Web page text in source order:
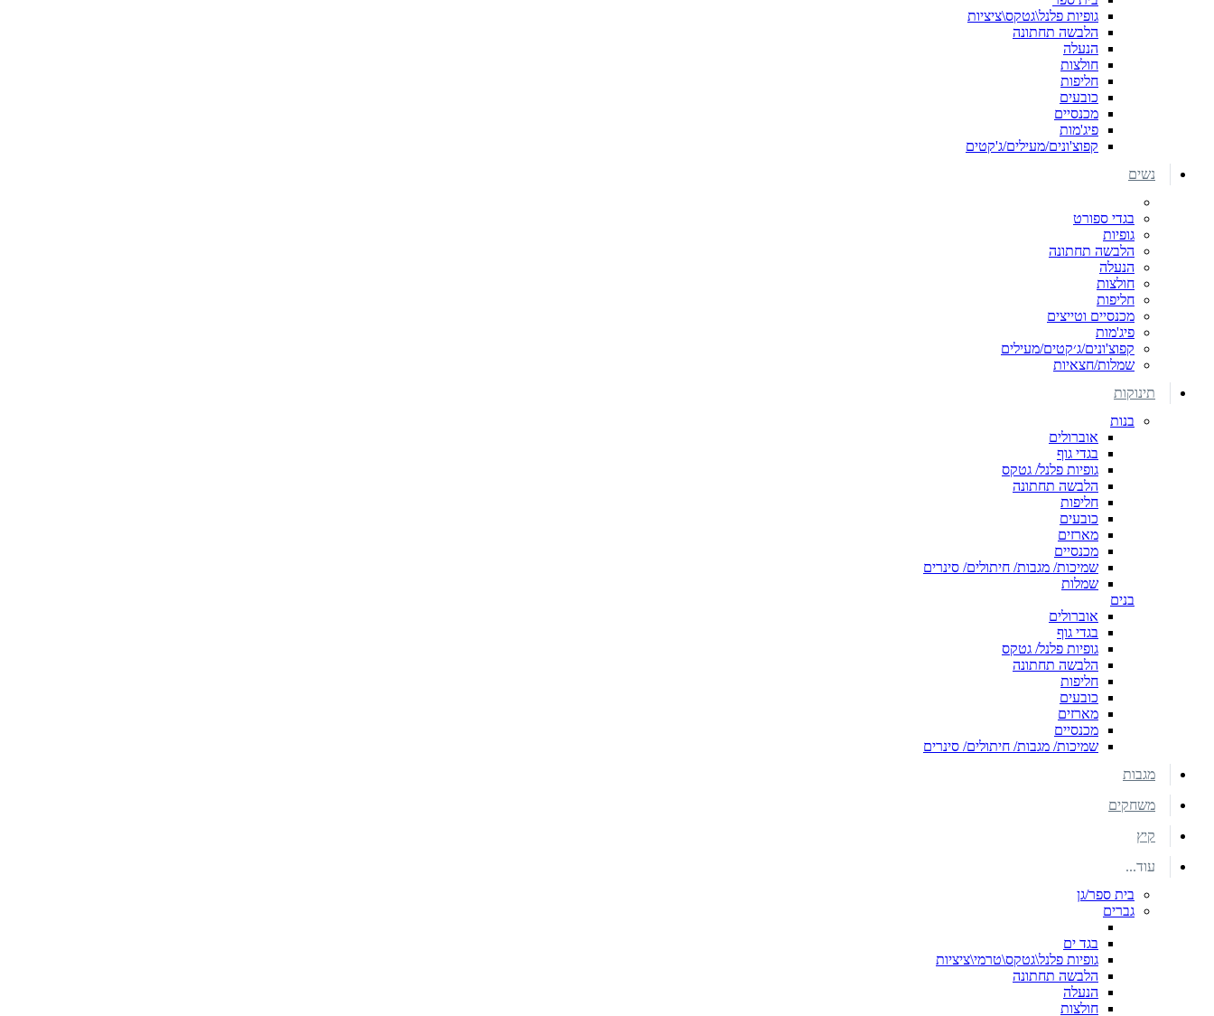
גופיות פלנל\גטקס\ציציות
הלבשה תחתונה
הנעלה
חולצות
חליפות
כובעים
מכנסיים
פיג'מות
קפוצ'ונים/מעילים/ג'קטים
נשים
בגדי ספורט
גופיות
הלבשה תחתונה
הנעלה
חולצות
חליפות
מכנסיים וטייצים
פיג'מות
קפוצ'ונים/ג׳קטים/מעילים
שמלות/חצאיות
תינוקות
בנות
אוברולים
בגדי גוף
גופיות פלנל/ גטקס
הלבשה תחתונה
חליפות
כובעים
מארזים
מכנסיים
שמיכות/ מגבות/ חיתולים/ סינרים
שמלות
בנים
אוברולים
בגדי גוף
גופיות פלנל/ גטקס
הלבשה תחתונה
חליפות
כובעים
מארזים
מכנסיים
שמיכות/ מגבות/ חיתולים/ סינרים
מגבות
משחקים
קיץ
עוד...
בית ספר/גן
גברים
בגד ים
גופיות פלנל\גטקס\טרמי\ציציות
הלבשה תחתונה
הנעלה
חולצות